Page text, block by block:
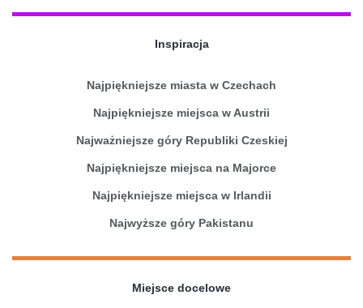
Inspiracja
Najpiękniejsze miasta w Czechach
Najpiękniejsze miejsca w Austrii
Najważniejsze góry Republiki Czeskiej
Najpiękniejsze miejsca na Majorce
Najpiękniejsze miejsca w Irlandii
Najwyższe góry Pakistanu
Miejsce docelowe